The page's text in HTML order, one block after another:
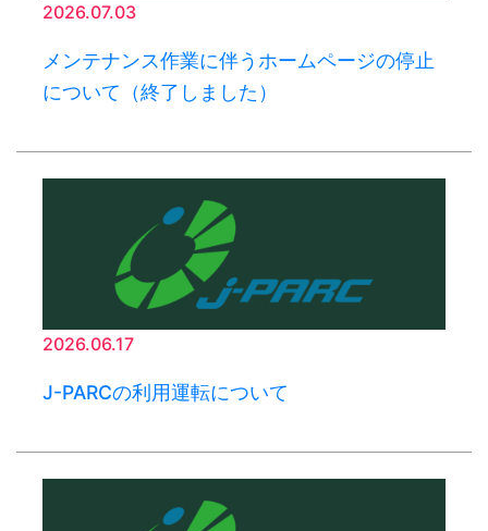
2026.07.03
メンテナンス作業に伴うホームページの停止
について（終了しました）
2026.06.17
J-PARCの利用運転について